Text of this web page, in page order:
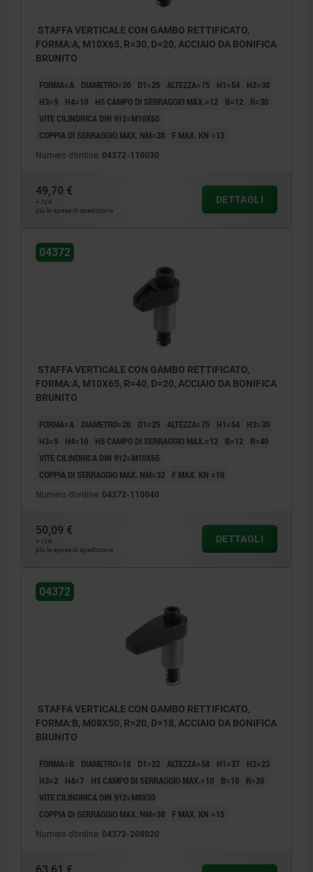
STAFFA VERTICALE CON GAMBO RETTIFICATO,
FORMA:A, M10X65, R=30, D=20, ACCIAIO DA BONIFICA
BRUNITO
FORMA=A DIAMETRO=20 D1=25 ALTEZZA=75 H1=54
H2=30
H3=9
H4=10 H5 CAMPO DI SERRAGGIO MAX.=12 B=12
R=30
VITE CILINDRICA DIN 912=M10X65
COPPIA DI SERRAGGIO MAX. NM=38
F MAX. KN =13
Numero d’ordine: 04372-110030
49,70 €
+ IVA
più le spese di spedizione
DETTAGLI
04372
STAFFA VERTICALE CON GAMBO RETTIFICATO,
FORMA:A, M10X65, R=40, D=20, ACCIAIO DA BONIFICA
BRUNITO
FORMA=A DIAMETRO=20 D1=25 ALTEZZA=75 H1=54
H2=30
H3=9
H4=10 H5 CAMPO DI SERRAGGIO MAX.=12 B=12
R=40
VITE CILINDRICA DIN 912=M10X65
COPPIA DI SERRAGGIO MAX. NM=32
F MAX. KN =10
Numero d’ordine: 04372-110040
50,09 €
+ IVA
più le spese di spedizione
DETTAGLI
04372
STAFFA VERTICALE CON GAMBO RETTIFICATO,
FORMA:B, M08X50, R=20, D=18, ACCIAIO DA BONIFICA
BRUNITO
FORMA=B DIAMETRO=18 D1=22 ALTEZZA=58 H1=37
H2=23
H3=2
H4=7 H5 CAMPO DI SERRAGGIO MAX.=10 B=10
R=20
VITE CILINDRICA DIN 912=M8X50
COPPIA DI SERRAGGIO MAX. NM=38
F MAX. KN =15
Numero d’ordine: 04372-208020